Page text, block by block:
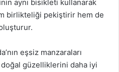
aynı bisikleti kullanarak
birlikteliği pekiştirir hem de
eşsiz manzaraları
doğal güzelliklerini daha iyi